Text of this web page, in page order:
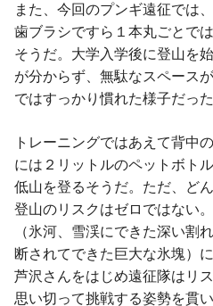
また、今回のプンギ遠征では
歯ブラシですら１本丸ごとで
そうだ。大学入学後に登山を
が分からず、無駄なスペース
ではすっかり慣れた様子だった
トレーニングではあえて背中
には２リットルのペットボト
低山を登るそうだ。ただ、ど
登山のリスクはゼロではない
（氷河、雪渓にできた深い割
断されてできた巨大な氷塊）
芦沢さんをはじめ遠征隊はリ
思い切って挑戦する姿勢を貫